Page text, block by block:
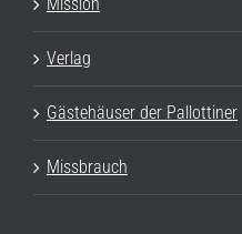
Verlag
Gästehäuser der Pallottiner
Missbrauch